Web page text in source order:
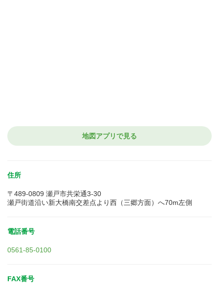
地図アプリで見る
住所
〒489-0809 瀬戸市共栄通3-30
瀬戸街道沿い新大橋南交差点より西（三郷方面）へ70m左側
電話番号
0561-85-0100
FAX番号